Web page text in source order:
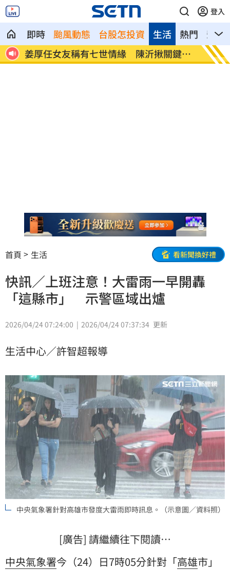
登入
即時 颱風動態 台股怎投資 熱門 影音
生活
前
姜厚任女友稱有七世情緣 陳沂揪關鍵疑
點
助理
首頁 生活 看新聞換好禮
快訊／上班注意！大雷雨一早開轟
「這縣市」 示警區域出爐
2026/04/24 07:24:00 2026/04/24 07:37:34 更新
生活中心／許智超報導
中央氣象署針對高雄市發度大雷雨即時訊息。（示意圖／資料照）
[廣告] 請繼續往下閱讀…
中央氣象署今（24）日7時05分針對「高雄市」